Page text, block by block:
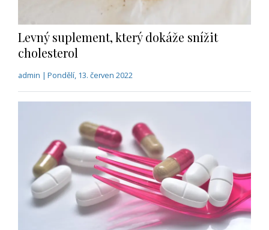
Levný suplement, který dokáže snížit
cholesterol
admin | Pondělí, 13. červen 2022